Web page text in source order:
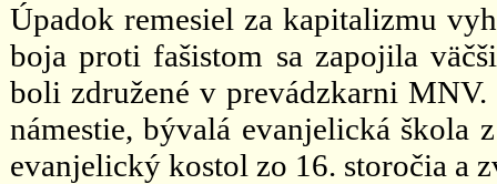
Úpadok remesiel za kapitalizmu
boja proti fašistom sa zapojila
boli združené v prevádzkarni
námestie, bývalá evanjelická škola
evanjelický kostol zo 16. storočia a